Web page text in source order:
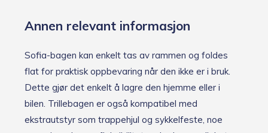
Annen relevant informasjon
Sofia-bagen kan enkelt tas av rammen og foldes
flat for praktisk oppbevaring når den ikke er i bruk.
Dette gjør det enkelt å lagre den hjemme eller i
bilen. Trillebagen er også kompatibel med
ekstrautstyr som trappehjul og sykkelfeste, noe